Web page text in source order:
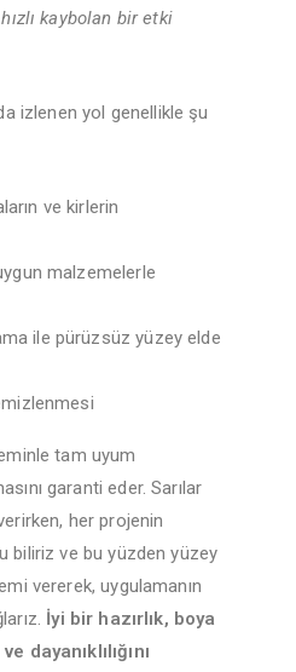
kaybolan bir etki
izlenen yol genellikle şu
ve kirlerin
malzemelerle
ile pürüzsüz yüzey elde
tam uyum
garanti eder. Sarılar
her projenin
biliriz ve bu yüzden yüzey
vererek, uygulamanın
İyi bir hazırlık, boya
dayanıklılığını